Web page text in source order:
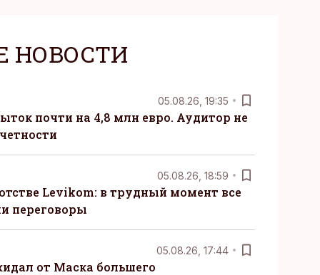
НОВОСТИ
05.08.26, 19:35
почти на 4,8 млн евро. Аудитор не
05.08.26, 18:59
Levikom: в трудный момент все
переговоры
05.08.26, 17:44
от Маска большего